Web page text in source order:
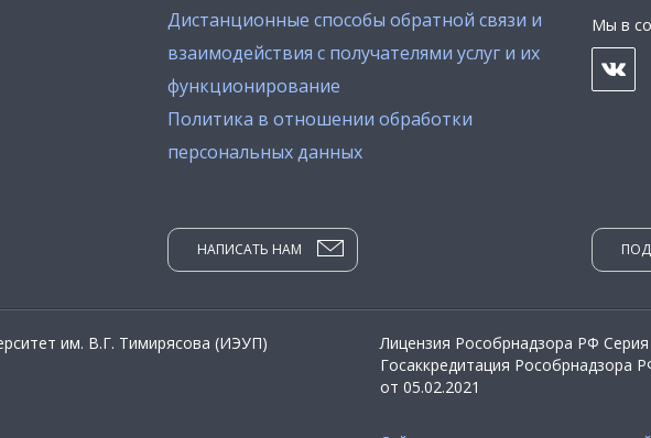
Дистанционные способы обратной связи и
взаимодействия с получателями услуг и их
функционирование
Политика в отношении обработки
персональных данных
Мы в
НАПИСАТЬ НАМ
им. В.Г. Тимирясова (ИЭУП)
Лицензия Рособрнадзора РФ
Госаккредитация Рособрнадзора
от 05.02.2021